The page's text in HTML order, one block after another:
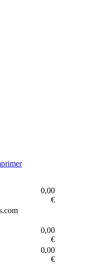
0,00
€
0,00
€
0,00
€